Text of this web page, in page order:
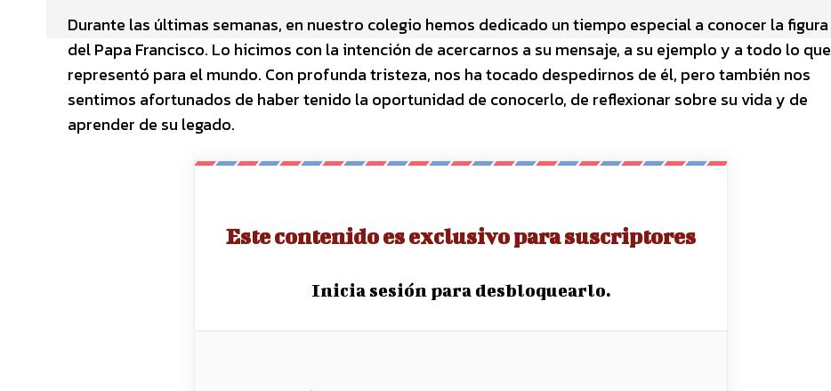
Durante las últimas semanas, en nuestro colegio hemos dedicado un tiempo especial a conocer la figura
del Papa Francisco. Lo hicimos con la intención de acercarnos a su mensaje, a su ejemplo y a todo lo que
representó para el mundo. Con profunda tristeza, nos ha tocado despedirnos de él, pero también nos
sentimos afortunados de haber tenido la oportunidad de conocerlo, de reflexionar sobre su vida y de
aprender de su legado.
Este contenido es exclusivo para suscriptores
Inicia sesión para desbloquearlo.